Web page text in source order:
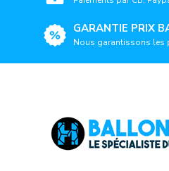
GARANTIE PRIX
Nous garantissons